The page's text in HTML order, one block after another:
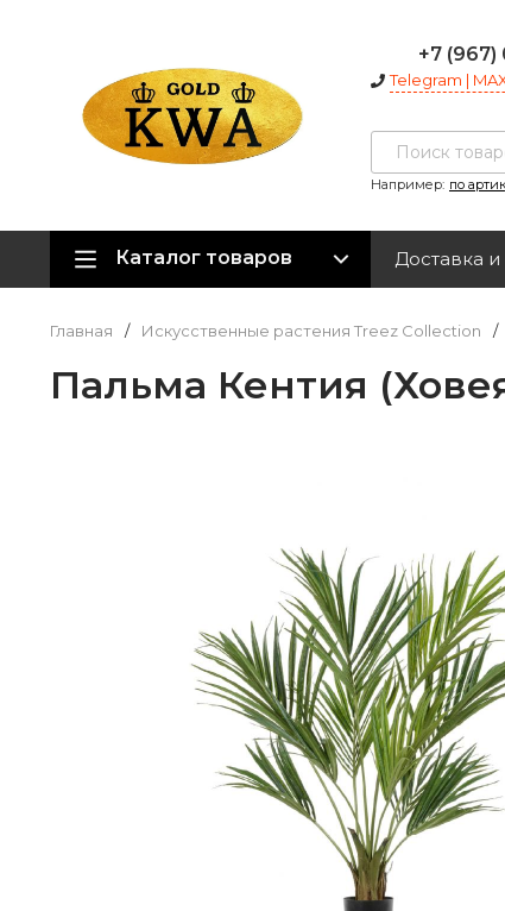
+7 (967)
Telegram |
Например: по
Каталог товаров Доставка и
Главная / Искусственные растения Treez Collection /
Пальма Кентия